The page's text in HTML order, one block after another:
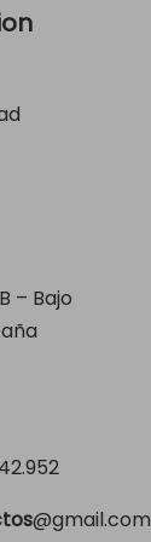
– Bajo
@gmail.com